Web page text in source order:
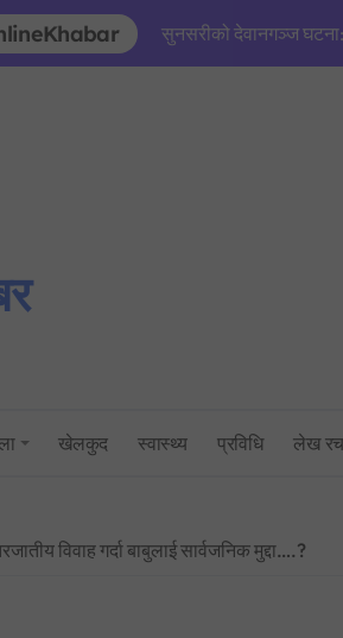
सुनसरीको देवानगञ्ज घटना:
सांसद् अरबिन्द साहविरुद्ध
प्रधानमन्त्रीको
खेलकुद स्वास्थ्य प्रविधि लेख
विवाह गर्दा बाबुलाई सार्वजनिक मुद्दा….?